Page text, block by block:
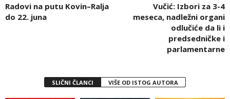
Radovi na putu Kovin–Ralja
do 22. juna
Vučić: Izbori za 3-4
meseca, nadležni organi
odlučiće da li i
predsedničke i
parlamentarne
SLIČNI ČLANCI VIŠE OD ISTOG AUTORA